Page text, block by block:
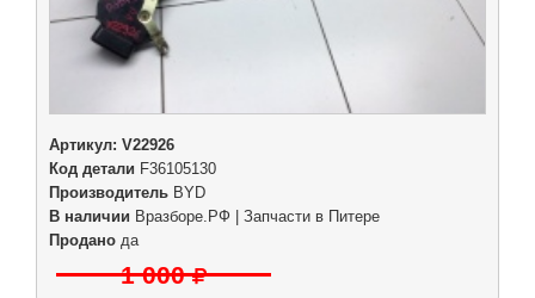
Артикул: V22926
Код детали F36105130
Производитель BYD
В наличии Вразборе.РФ | Запчасти в Питере
Продано да
1 000